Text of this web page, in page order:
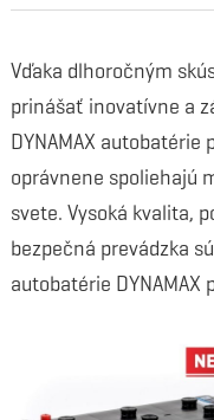
Vďaka dlhoročným
prinášať inovatívne a
DYNAMAX
oprávnene spoliehajú
svete. Vysoká kvalita,
bezpečná prevádzka
autobatérie